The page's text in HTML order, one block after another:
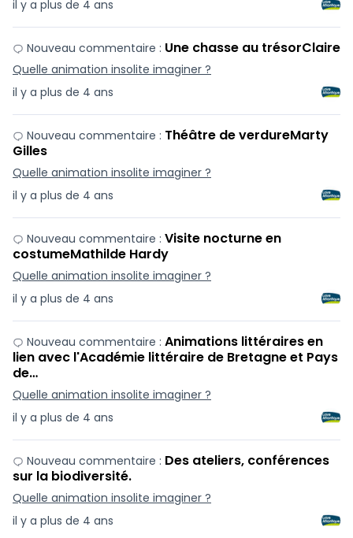
il y a plus de 4 ans
il y a plus de 4 ans
Nouveau commentaire : Une chasse au trésorClaire
Quelle animation insolite imaginer ?
il y a plus de 4 ans
Nouveau commentaire : Théâtre de verdureMarty
Gilles
Quelle animation insolite imaginer ?
il y a plus de 4 ans
Nouveau commentaire : Visite nocturne en
costumeMathilde Hardy
Quelle animation insolite imaginer ?
il y a plus de 4 ans
Nouveau commentaire : Animations littéraires en
lien avec l'Académie littéraire de Bretagne et Pays
de…
Quelle animation insolite imaginer ?
il y a plus de 4 ans
Nouveau commentaire : Des ateliers, conférences
sur la biodiversité.
Quelle animation insolite imaginer ?